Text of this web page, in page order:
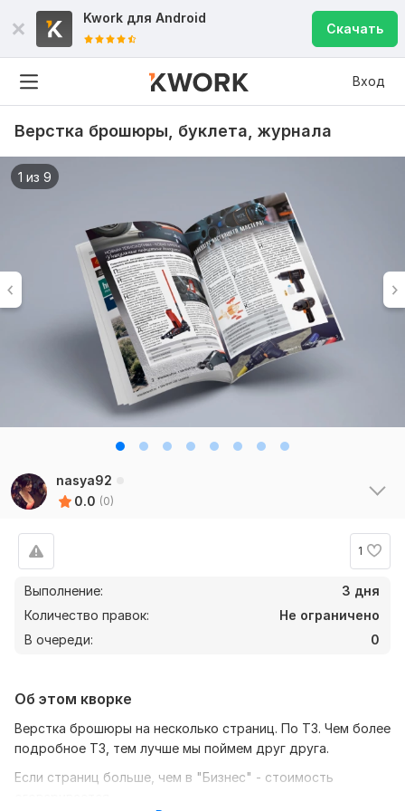
Kwork для Android
Скачать
Вход
Верстка брошюры, буклета, журнала
1 из 9
nasya92
0.0 (0)
1
Выполнение:
3 дня
Количество правок:
Не ограничено
В очереди:
0
Об этом кворке
Верстка брошюры на несколько страниц. По ТЗ. Чем более
подробное ТЗ, тем лучше мы поймем друг друга.
Если страниц больше, чем в "Бизнес" - стоимость